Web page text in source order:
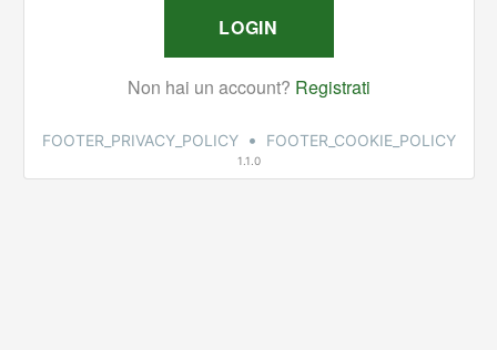
FOOTER_PRIVACY_POLICY • FOOTER_COOKIE_POLICY
1.1.0